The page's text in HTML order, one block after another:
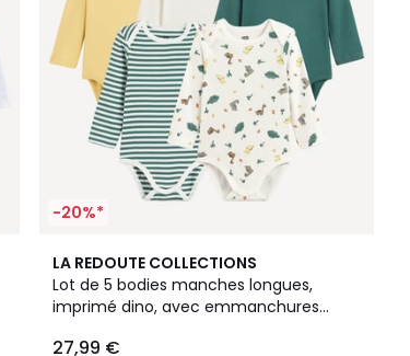
-20%*
LA REDOUTE COLLECTIONS
Lot de 5 bodies manches longues,
imprimé dino, avec emmanchures
27,99 €